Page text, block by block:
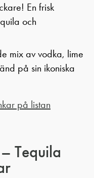
En frisk
och
mix av vodka, lime
på sin ikoniska
på listan
Tequila